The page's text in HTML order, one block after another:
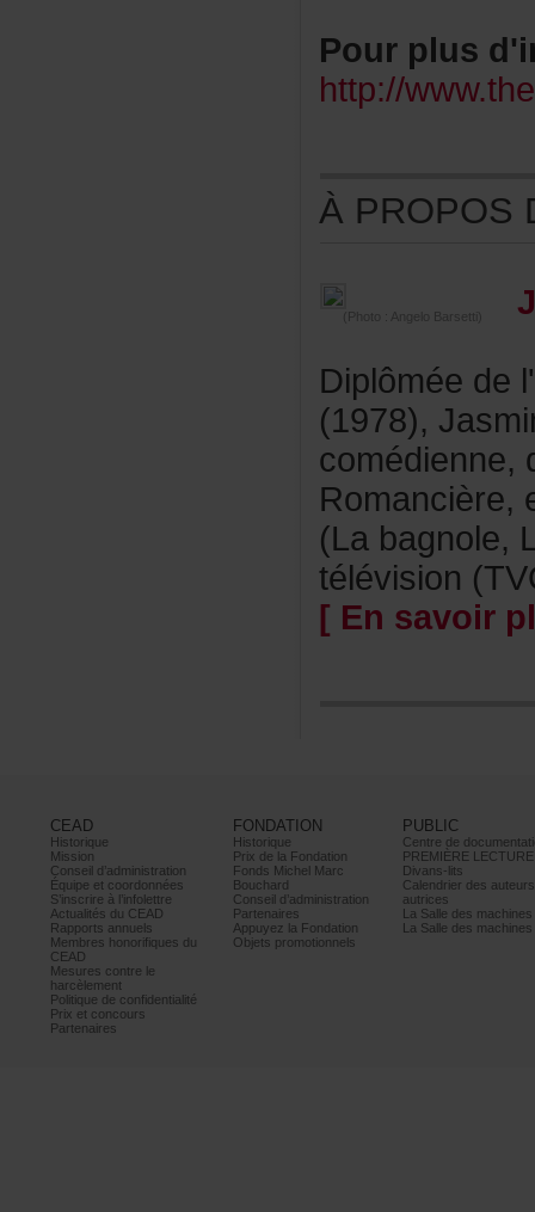
http://
(Photo:AngeloBarsetti)
CEAD
Historique
Mission
Conseild’administration
Équipeetcoordonnées
S’inscrireàl’infolettre
ActualitésduCEAD
Rapportsannuels
Membreshonorifiquesdu
CEAD
Mesurescontrele
harcèlement
Politiquedeconfidentialité
Prixetconcours
Partenaires
FONDATION
Historique
PrixdelaFondation
FondsMichelMarc
Bouchard
Conseild’administration
Partenaires
AppuyezlaFondation
Objetspromotionnels
PUBLIC
PREMIÈRELECTURE
Divans-lits
autrices